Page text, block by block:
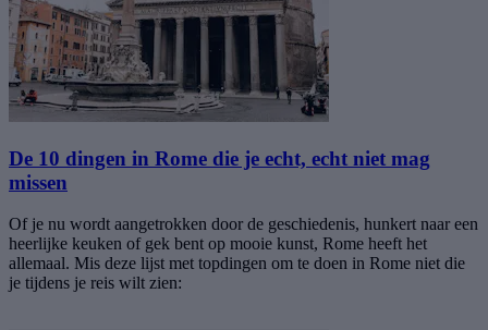
De 10 dingen in Rome die je echt, echt niet mag
missen
Of je nu wordt aangetrokken door de geschiedenis, hunkert naar een
heerlijke keuken of gek bent op mooie kunst, Rome heeft het
allemaal. Mis deze lijst met topdingen om te doen in Rome niet die
je tijdens je reis wilt zien: